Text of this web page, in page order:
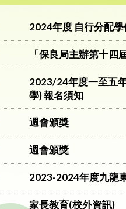
2024年度 自行分配
「保良局主辦第十四
2023/24年度一至五
學) 報名須知
週會頒獎
週會頒獎
2023-2024年度九龍
家長教育(校外資訊)